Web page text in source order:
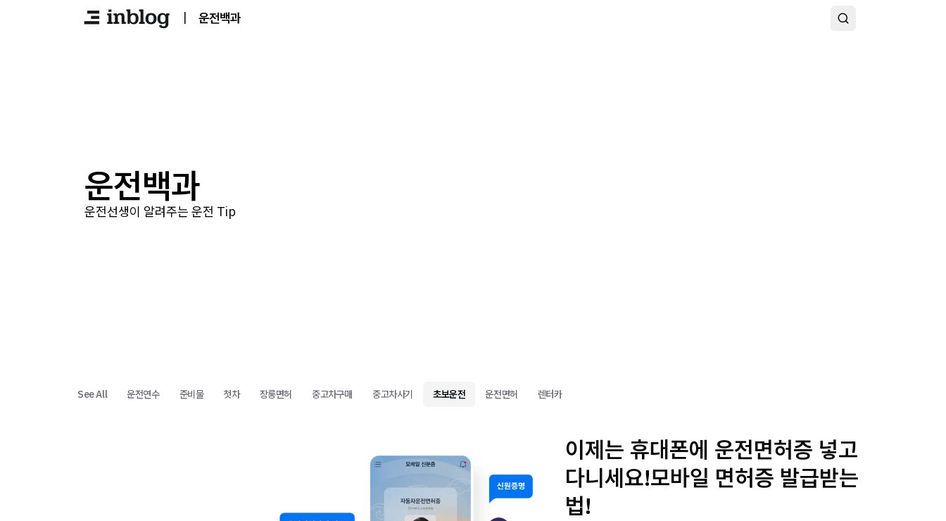
| 운전백과
운전백과
운전선생이 알려주는 운전 Tip
See All 운전연수 준비물 첫차 장롱면허 중고차구매 중고차사기 초보운전 운전면허 렌터카
이제는 휴대폰에 운전면허증 넣고
다니세요!모바일 면허증 발급받는
법!